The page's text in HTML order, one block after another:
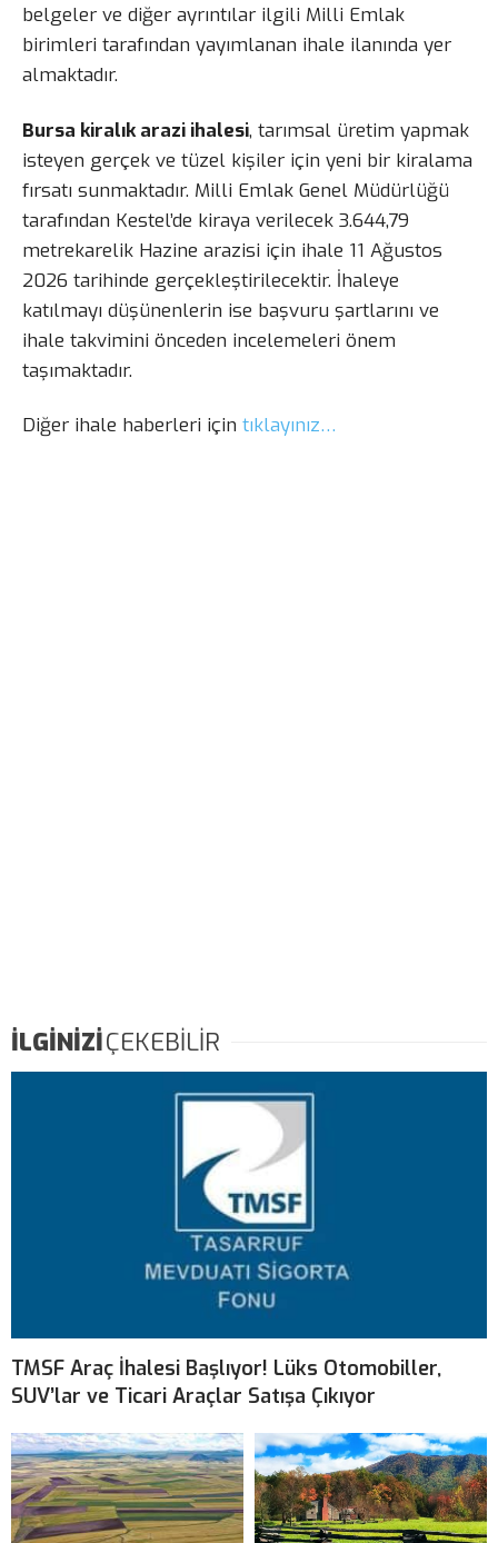
belgeler ve diğer ayrıntılar ilgili Milli Emlak
birimleri tarafından yayımlanan ihale ilanında yer
almaktadır.
Bursa kiralık arazi ihalesi, tarımsal üretim yapmak
isteyen gerçek ve tüzel kişiler için yeni bir kiralama
fırsatı sunmaktadır. Milli Emlak Genel Müdürlüğü
tarafından Kestel’de kiraya verilecek 3.644,79
metrekarelik Hazine arazisi için ihale 11 Ağustos
2026 tarihinde gerçekleştirilecektir. İhaleye
katılmayı düşünenlerin ise başvuru şartlarını ve
ihale takvimini önceden incelemeleri önem
taşımaktadır.
Diğer ihale haberleri için tıklayınız…
İLGİNİZİÇEKEBİLİR
TMSF Araç İhalesi Başlıyor! Lüks Otomobiller,
SUV’lar ve Ticari Araçlar Satışa Çıkıyor